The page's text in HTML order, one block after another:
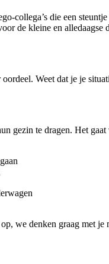
collega’s die een
de kleine en
Weet dat je je
gezin te dragen. Het
we denken graag met